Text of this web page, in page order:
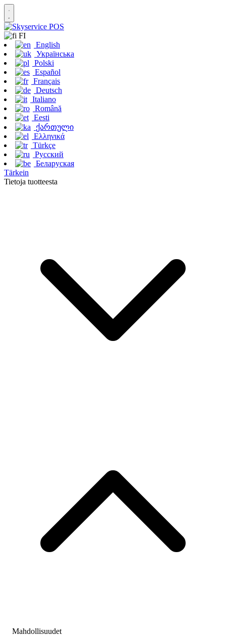
FI
English
Українська
Polski
Español
Français
Deutsch
Italiano
Română
Eesti
ქართული
Ελληνικά
Türkçe
Русский
Беларуская
Tärkein
Tietoja tuotteesta
Mahdollisuudet